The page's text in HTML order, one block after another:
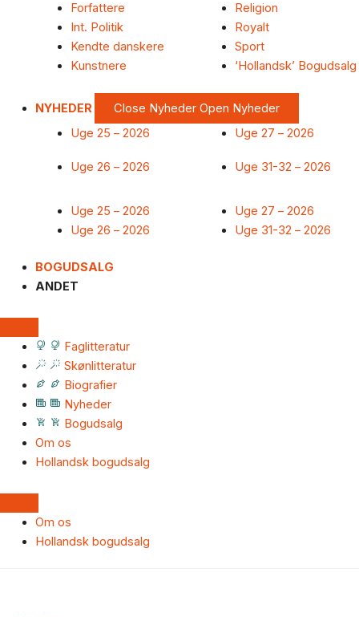
Forfattere
Int. Politik
Kendte danskere
Kunstnere
Religion
Royalt
Sport
‘Hollandsk’ Bogudsalg
NYHEDER Close Nyheder Open Nyheder
Uge 25 – 2026
Uge 26 – 2026
Uge 27 – 2026
Uge 31-32 – 2026
Uge 25 – 2026
Uge 26 – 2026
Uge 27 – 2026
Uge 31-32 – 2026
BOGUDSALG
ANDET
Faglitteratur
Skønlitteratur
Biografier
Nyheder
Bogudsalg
Om os
Hollandsk bogudsalg
Om os
Hollandsk bogudsalg